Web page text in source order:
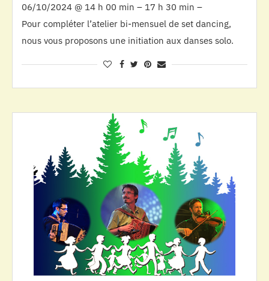
06/10/2024 @ 14 h 00 min – 17 h 30 min –
Pour compléter l’atelier bi-mensuel de set dancing,
nous vous proposons une initiation aux danses solo.